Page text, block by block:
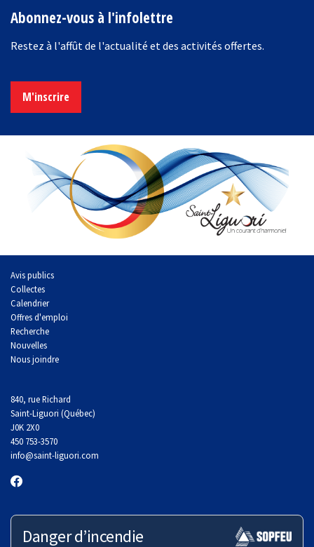
Abonnez-vous à l'infolettre
Restez à l'affût de l'actualité et des activités offertes.
M'inscrire
Avis publics
Collectes
Calendrier
Offres d'emploi
Recherche
Nouvelles
Nous joindre
840, rue Richard
Saint-Liguori (Québec)
J0K 2X0
450 753-3570
info@saint-liguori.com
Danger d’incendie